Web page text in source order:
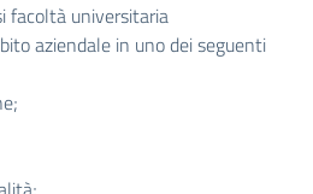
facoltà universitaria
aziendale in uno dei seguenti